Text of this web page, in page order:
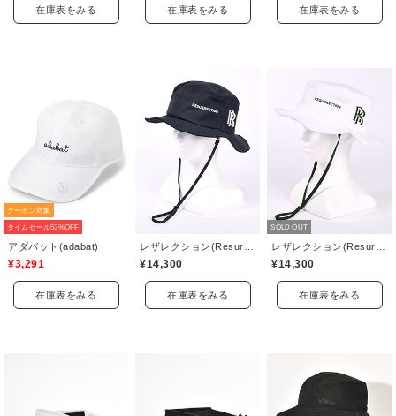
在庫表をみる 在庫表をみる 在庫表をみる
クーポン対象
タイムセール53%OFF
アダバット(adabat)
¥3,291
在庫表をみる
¥14,300
在庫表をみる
SOLD OUT
¥14,300
在庫表をみる